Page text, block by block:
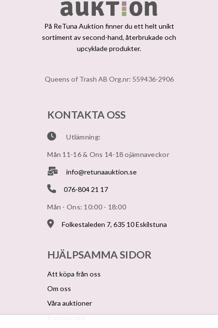
På ReTuna Auktion finner du ett helt unikt
sortiment av second-hand, återbrukade och
upcyklade produkter.
Queens of Trash AB Org.nr: 559436-2906
KONTAKTA OSS
Utlämning:
Mån 11-16 & Ons 14-18 ojämnaveckor
info@retunaauktion.se
076-804 21 17
Mån - Ons: 10:00 - 18:00
Folkestaleden 7, 635 10 Eskilstuna
HJÄLPSAMMA SIDOR
Att köpa från oss
Om oss
Våra auktioner
Kundservice